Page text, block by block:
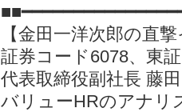
【金田一洋次郎の直
証券コード6078、東
代表取締役副社長
バリューHRのアナリ